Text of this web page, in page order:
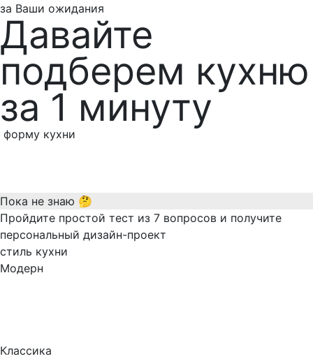
за Ваши ожидания
Давайте
подберем кухню
за 1 минуту
форму кухни
Пока не знаю 🤔
Пройдите простой тест из 7 вопросов и получите
персональный дизайн-проект
стиль кухни
Модерн
Классика